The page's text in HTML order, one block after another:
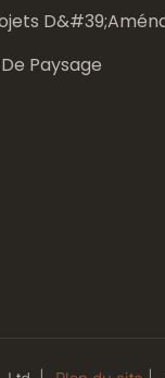
Paysage